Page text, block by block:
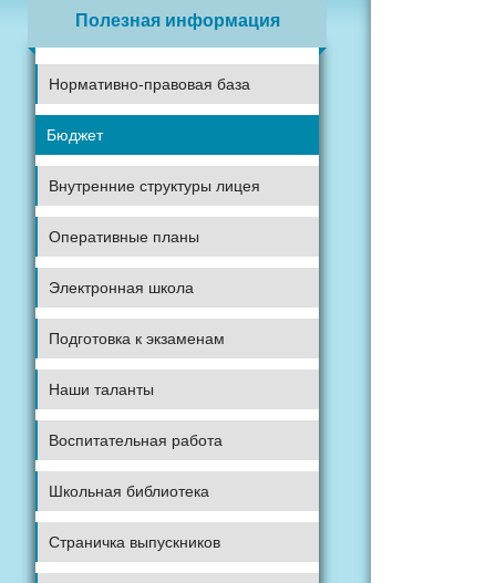
Полезная информация
Нормативно-правовая база
Бюджет
Внутренние структуры лицея
Оперативные планы
Электронная школа
Подготовка к экзаменам
Наши таланты
Воспитательная работа
Школьная библиотека
Страничка выпускников